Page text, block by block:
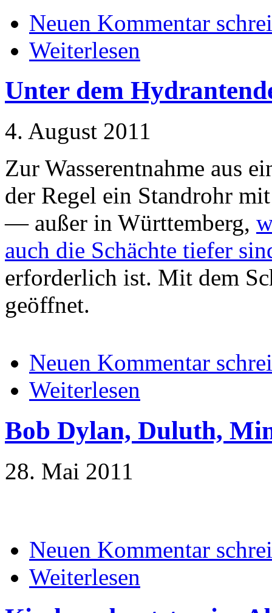
Neuen Kommentar
Weiterlesen
Unter dem
4. August 2011
Zur Wasserentnahme aus
der Regel ein Standrohr
— außer in Württemberg,
auch die Schächte tiefer
erforderlich ist. Mit dem
geöffnet.
Neuen Kommentar
Weiterlesen
Bob Dylan, Duluth,
28. Mai 2011
Neuen Kommentar
Weiterlesen